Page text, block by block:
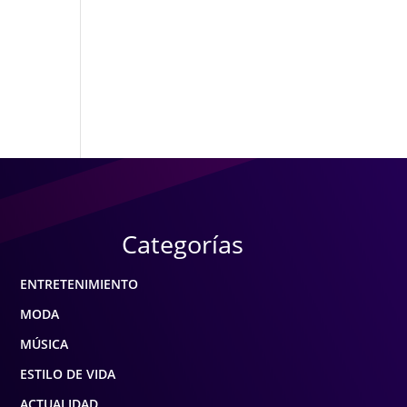
Categorías
ENTRETENIMIENTO
MODA
MÚSICA
ESTILO DE VIDA
ACTUALIDAD